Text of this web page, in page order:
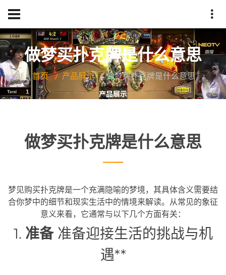
做梦买扑克牌是什么意思
首页 产品展示 做梦买扑克牌是什么意思
做梦买扑克牌是什么意思
梦见购买扑克牌是一个充满隐喻的梦境，其具体含义需要结
合你梦中的细节和现实生活中的情境来解读。从常见的象征
意义来看，它通常与以下几个方面有关：
1. 准备 准备迎接生活的挑战与机
遇**